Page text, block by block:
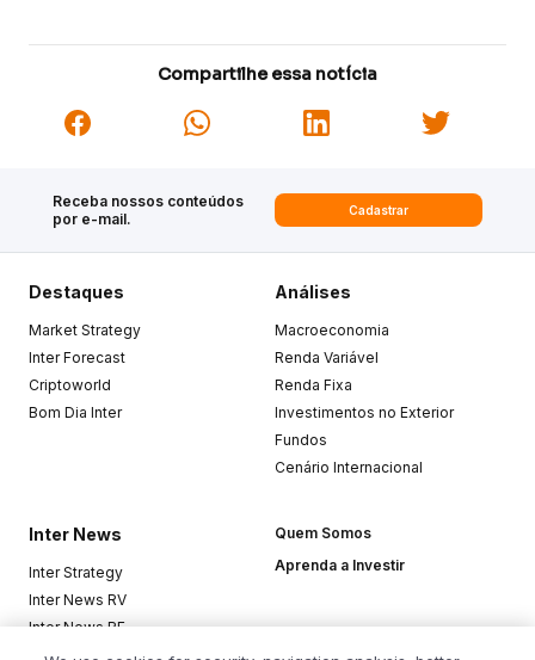
Compartilhe essa notícia
Receba nossos conteúdos
por e-mail.
Cadastrar
Destaques
Market Strategy
Inter Forecast
Criptoworld
Bom Dia Inter
Análises
Macroeconomia
Renda Variável
Renda Fixa
Investimentos no Exterior
Fundos
Cenário Internacional
Inter News
Inter Strategy
Inter News RV
Inter News RF
Top Funds
Quem Somos
Aprenda a Investir